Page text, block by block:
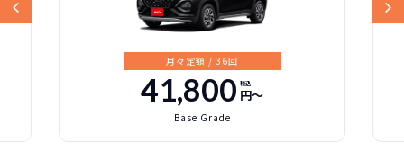
月々定額 / 36回
41,800 税込
円〜
Base Grade